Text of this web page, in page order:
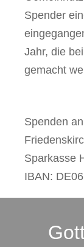
Spender
Jahr, die
gemacht
Spenden
Sparkasse
IBAN: